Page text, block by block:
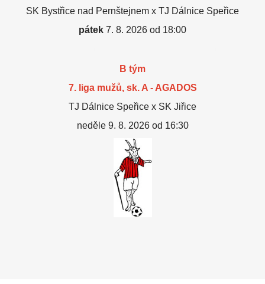
SK Bystřice nad Pernštejnem x TJ Dálnice Speřice
pátek 7. 8. 2026 od 18:00
B tým
7. liga mužů, sk. A - AGADOS
TJ Dálnice Speřice x SK Jiřice
neděle 9. 8. 2026 od 16:30